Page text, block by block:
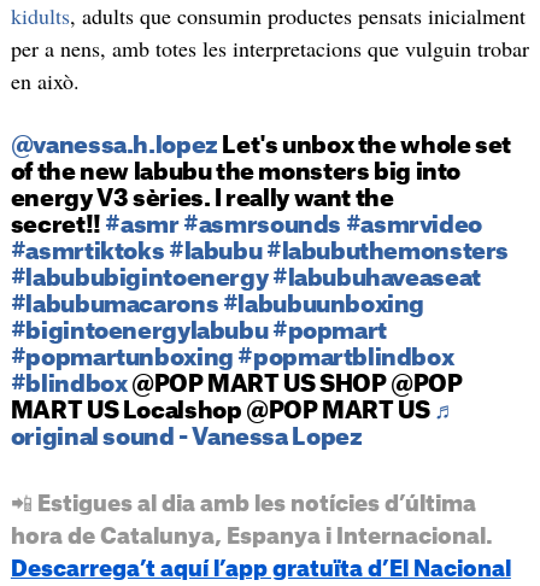
kidults, adults que consumin productes pensats inicialment
per a nens, amb totes les interpretacions que vulguin trobar
en això.
@vanessa.h.lopez Let's unbox the whole set
of the new labubu the monsters big into
energy V3 sèries. I really want the
secret!! #asmr #asmrsounds #asmrvideo
#asmrtiktoks #labubu #labubuthemonsters
#labububigintoenergy #labubuhaveaseat
#labubumacarons #labubuunboxing
#bigintoenergylabubu #popmart
#popmartunboxing #popmartblindbox
#blindbox@POP MART US SHOP @POP
MART US Localshop @POP MART US ♬
original sound - Vanessa Lopez
📲 Estigues al dia amb les notícies d’última
hora de Catalunya, Espanya i Internacional.
Descarrega’t aquí l’app gratuïta d’El Nacional